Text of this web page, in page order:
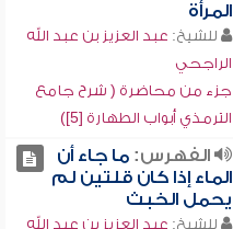
المرأة
للشيخ: عبد العزيز بن عبد الله
الراجحي
جزء من محاضرة ( شرح جامع
الترمذي أبواب الطهارة [5])
الفهرس:ما جاء أن
الماء إذا كان قلتين لم
يحمل الخبث
للشيخ: عبد العزيز بن عبد الله